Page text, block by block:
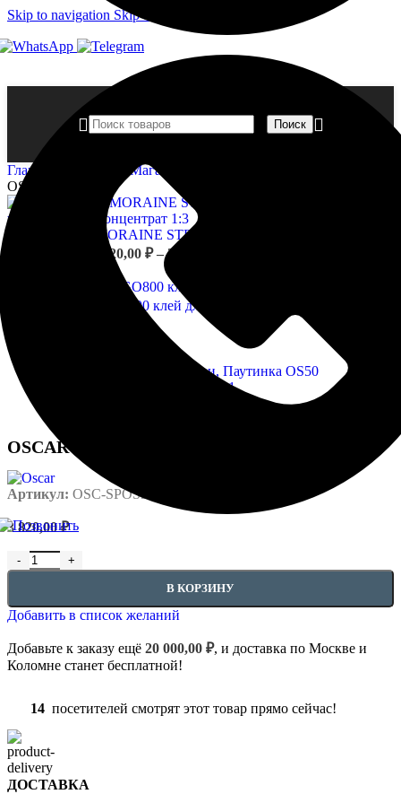
Skip to navigation Skip to main content
Поиск
Главная страница Магазин
OS50 50кв.м.
FINNCOLOR MORAINE STRONG грунтовка укрепляющая,
420,00 ₽ – 3 610,00
610,00 ₽
OSCAR GO400/GO800 клей для стеклообоев
OSCAR стеклообои, Паутинка OS50 50кв.м.
Артикул: OSC-SPOS50
3 820,00₽
Количество товара OSCAR стеклообои, Паутинка OS50 50кв.м.
В КОРЗИНУ
Добавить в список желаний
Добавьте к заказу ещё 20 000,00 ₽, и доставка по Москве и
Коломне станет бесплатной!
14 посетителей смотрят этот товар прямо сейчас!
ДОСТАВКА